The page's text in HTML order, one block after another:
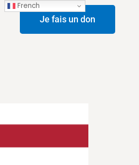
Je fais un don
French